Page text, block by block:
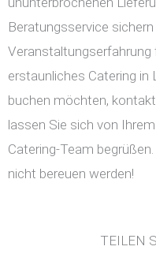
Beratungsservice
Veranstaltungserfahrung
erstaunliches Catering in
buchen möchten,
lassen Sie sich von
Catering-Team
nicht bereuen werden!
TEILEN